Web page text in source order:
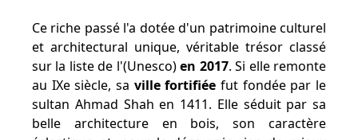
Ce riche passé l'a dotée d'un patrimoine culturel
et architectural unique, véritable trésor classé
sur la liste de l'(Unesco)en 2017. Si elle remonte
au IXe siècle, sa ville fortifiée fut fondée par le
sultan Ahmad Shah en 1411. Elle séduit par sa
belle architecture en bois, son caractère